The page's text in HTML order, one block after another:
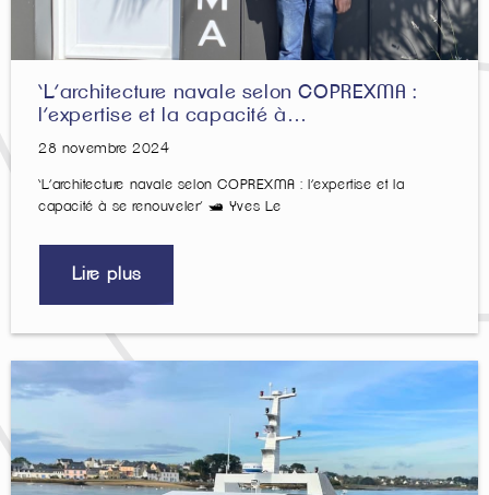
‘L’architecture navale selon COPREXMA :
l’expertise et la capacité à…
28 novembre 2024
‘L’architecture navale selon COPREXMA : l’expertise et la
capacité à se renouveler’ 🛥️ Yves Le
Lire plus